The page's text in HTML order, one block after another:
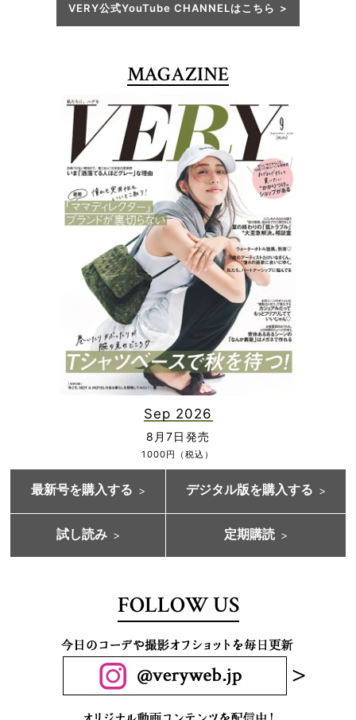
VERY公式YouTube CHANNELはこちら
MAGAZINE
Sep 2026
8月7日発売
1000円（税込）
最新号を購入する デジタル版を購入する
試し読み 定期購読
FOLLOW US